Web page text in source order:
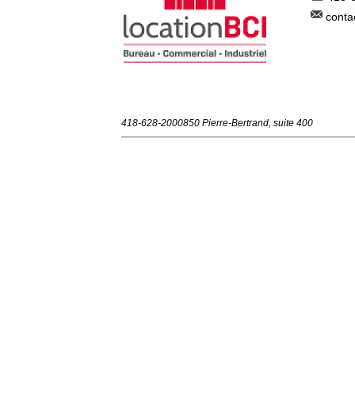
418-628-2000850 Pierre-Bertrand, suite 400